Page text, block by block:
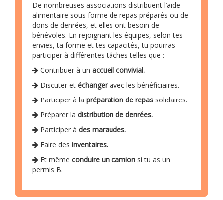
De nombreuses associations distribuent l’aide
alimentaire sous forme de repas préparés ou de
dons de denrées, et elles ont besoin de
bénévoles. En rejoignant les équipes, selon tes
envies, ta forme et tes capacités, tu pourras
participer à différentes tâches telles que :
Contribuer à un accueil convivial.
Discuter et échangeravec les bénéficiaires.
Participer à la préparation de repas solidaires.
Préparer la distribution de denrées.
Participer à des maraudes.
Faire des inventaires.
Et même conduire un camion si tu as un
permis B.